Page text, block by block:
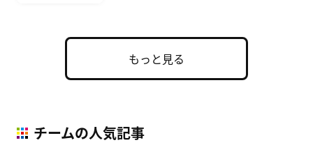
もっと見る
チームの人気記事